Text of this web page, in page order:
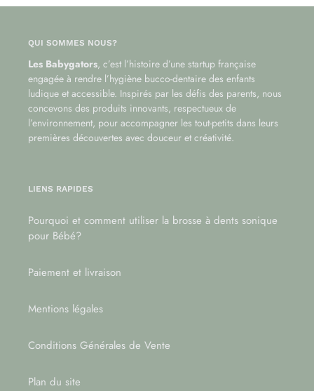
QUI SOMMES NOUS?
Les Babygators, c’est l’histoire d’une startup française
engagée à rendre l’hygiène bucco-dentaire des enfants
ludique et accessible. Inspirés par les défis des parents, nous
concevons des produits innovants, respectueux de
l’environnement, pour accompagner les tout-petits dans leurs
premières découvertes avec douceur et créativité.
LIENS RAPIDES
Pourquoi et comment utiliser la brosse à dents sonique
pour Bébé?
Paiement et livraison
Mentions légales
Conditions Générales de Vente
Plan du site